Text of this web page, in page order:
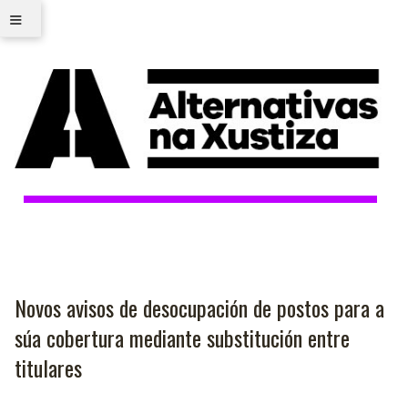
≡
Novos avisos de desocupación de postos para a
súa cobertura mediante substitución entre
titulares